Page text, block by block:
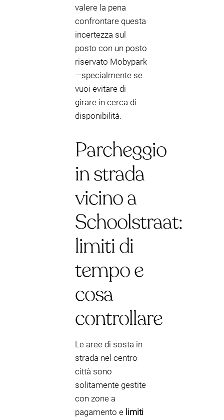
valere la pena
confrontare questa
incertezza sul
posto con un posto
riservato Mobypark
—specialmente se
vuoi evitare di
girare in cerca di
disponibilità.
Parcheggio
in strada
vicino a
Schoolstraat:
limiti di
tempo e
cosa
controllare
Le aree di sosta in
strada nel centro
città sono
solitamente gestite
con zone a
pagamento e limiti